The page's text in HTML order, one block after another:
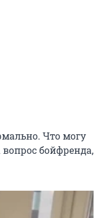
Что могу
вопрос бойфренда,